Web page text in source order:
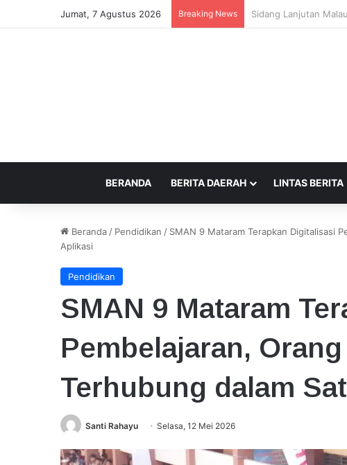
Jumat, 7 Agustus 2026 Breaking News Beda Tempat
BERANDA BERITA DAERAH LINTAS BERITA
Beranda / Pendidikan / SMAN 9 Mataram Terapkan Digitalisasi
Aplikasi
Pendidikan
SMAN 9 Mataram
Pembelajaran,
Terhubung dalam
Santi Rahayu Selasa, 12 Mei 2026